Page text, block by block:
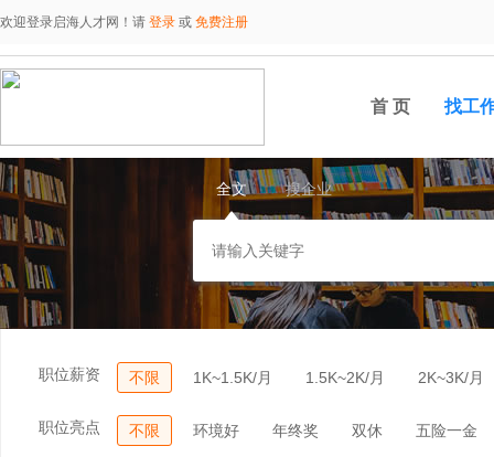
欢迎登录启海人才网！请 登录 或 免费注册
首 页 找工
全文 搜企业
职位薪资 不限 1K~1.5K/月 1.5K~2K/月 2K~3K/月
职位亮点 不限 环境好 年终奖 双休 五险一金